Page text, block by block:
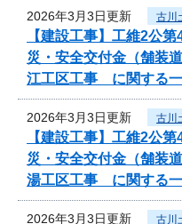
2026年3月3日更新 古川
【建設工事】工維2公
災・安全交付金（舗装
江工区工事 に関する
2026年3月3日更新 古川
【建設工事】工維2公
災・安全交付金（舗装
湯工区工事 に関する
2026年3月3日更新 古川